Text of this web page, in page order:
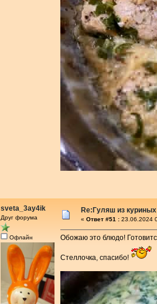
sveta_3ay4ik
Друг форума
Офлайн
Re:Гуляш из
« Ответ #51 : 23.06.2024
Обожаю это блюдо!
Стеллочка, спасибо!